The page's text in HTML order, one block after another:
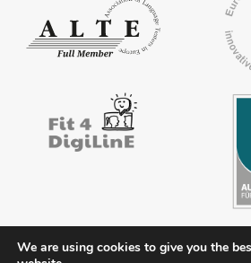
We are using cookies to give you the